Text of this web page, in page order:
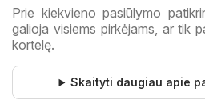
Prie kiekvieno pasiūlymo
galioja visiems pirkėjams, ar tik
kortelę.
Skaityti daugiau apie